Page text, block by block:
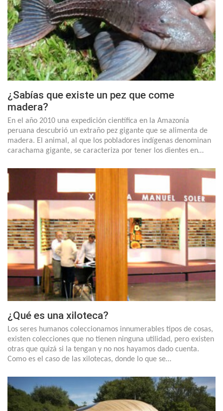
¿Sabías que existe un pez que come
madera?
En el año 2010 una expedición científica en la Amazonía
peruana descubrió un extraño pez gigante que se alimenta de
madera. El animal, al que los pobladores indígenas denominan
carachama gigante, se caracteriza por tener los dientes en…
¿Qué es una xiloteca?
Los seres humanos coleccionamos innumerables tipos de cosas,
existen colecciones que no tienen ninguna utilidad, pero existen
otras que quizá si la tengan y no nos hayamos dado cuenta.
Como es el caso de las xilotecas, donde lo que se…